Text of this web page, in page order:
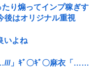
り煽ってインプ稼ぎす
後はオリジナル重視
いよね
」ｷﾞ〇ｷﾞ〇麻衣「……